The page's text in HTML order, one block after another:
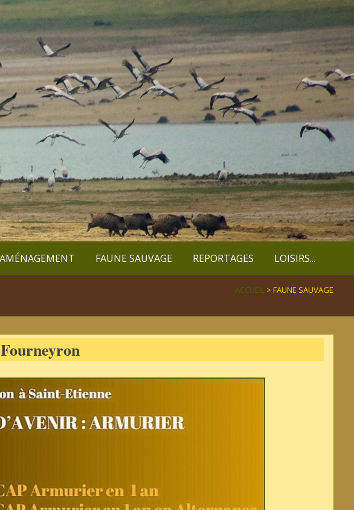
AMÉNAGEMENT FAUNE SAUVAGE REPORTAGES LOISIRS...
ACCUEIL > FAUNE SAUVAGE